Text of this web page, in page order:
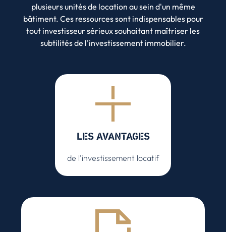
plusieurs unités de location au sein d'un même
bâtiment. Ces ressources sont indispensables pour
tout investisseur sérieux souhaitant maîtriser les
subtilités de l'investissement immobilier.
LES AVANTAGES
de l'investissement locatif